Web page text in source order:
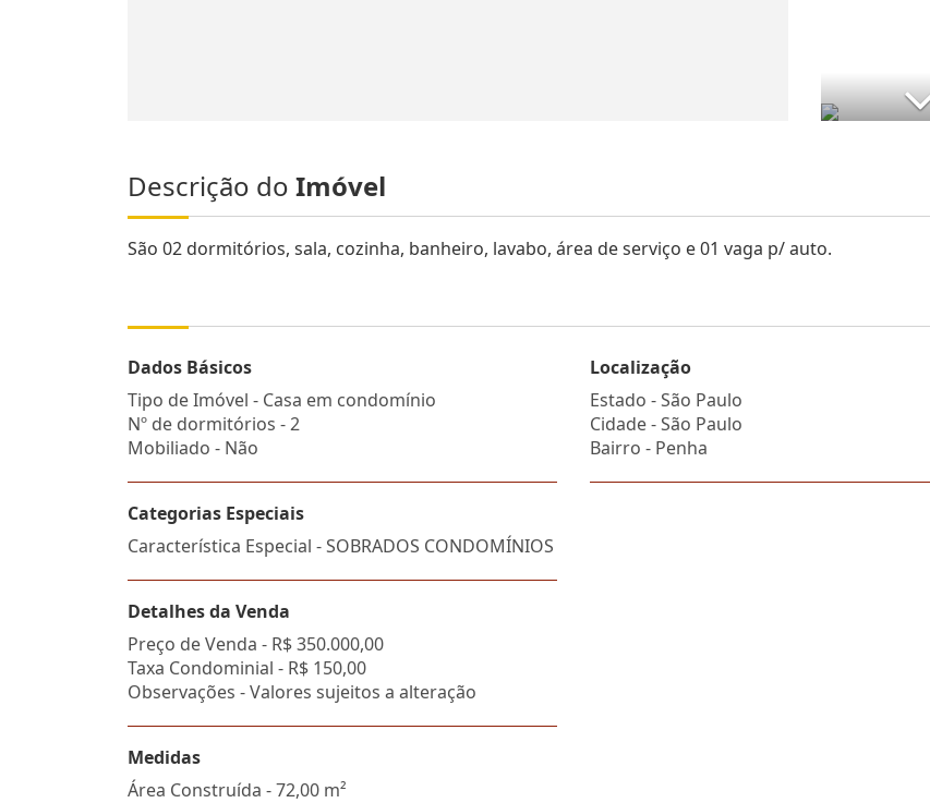
Descrição do Imóvel
São 02 dormitórios, sala, cozinha, banheiro, lavabo, área de serviço e 01 vaga p/ auto.
Dados Básicos
Tipo de Imóvel - Casa em condomínio
Nº de dormitórios - 2
Mobiliado - Não
Categorias Especiais
Característica Especial - SOBRADOS CONDOMÍNIOS
Detalhes da Venda
Preço de Venda - R$ 350.000,00
Taxa Condominial - R$ 150,00
Observações - Valores sujeitos a alteração
Medidas
Área Construída - 72,00 m²
Localização
Estado -São Paulo
Cidade -São Paulo
Bairro - Penha